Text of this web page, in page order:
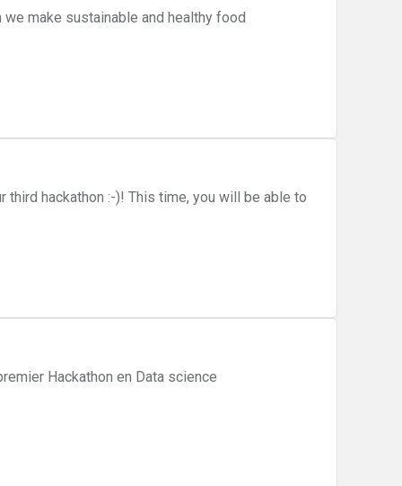
make sustainable and healthy food
hackathon :-)! This time, you will be able to
Hackathon en Data science